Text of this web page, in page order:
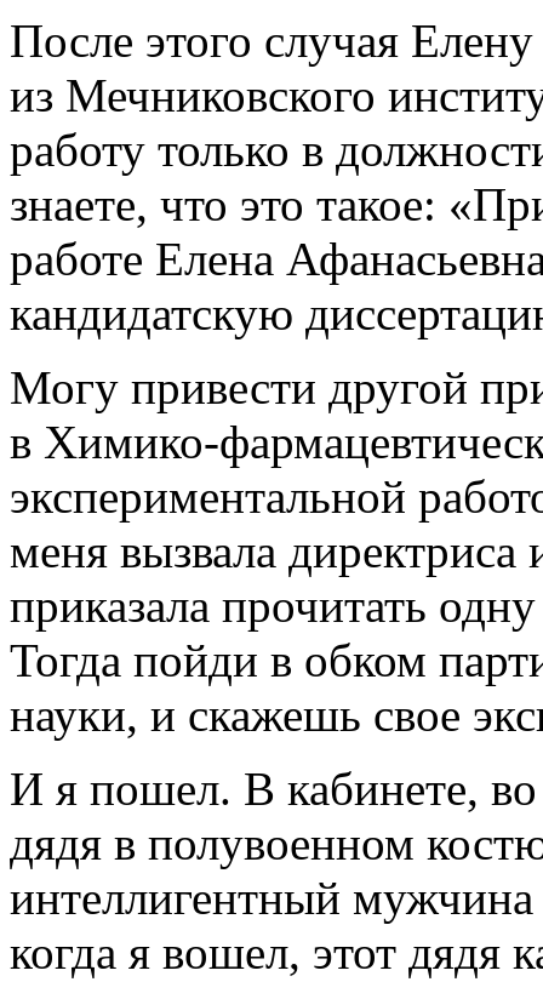
После этого случая
из Мечниковского
работу только в
знаете, что это такое:
работе Елена
кандидатскую
Могу привести другой
в Химико-
экспериментальной
меня вызвала директриса
приказала прочитать
Тогда пойди в обком
науки, и скажешь свое
И я пошел. В кабинете, во
дядя в полувоенном
интеллигентный
когда я вошел, этот дядя